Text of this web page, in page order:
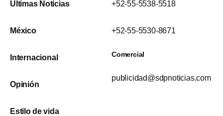
Últimas Noticias
México
Internacional
Opinión
Estilo de vida
+52-55-5538-5518
+52-55-5530-8671
Comercial
publicidad@sdpnoticias.com